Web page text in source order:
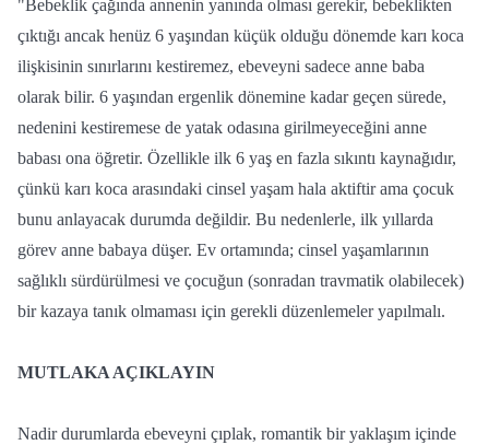
"Bebeklik çağında annenin yanında olması gerekir, bebeklikten
çıktığı ancak henüz 6 yaşından küçük olduğu dönemde karı koca
ilişkisinin sınırlarını kestiremez, ebeveyni sadece anne baba
olarak bilir. 6 yaşından ergenlik dönemine kadar geçen sürede,
nedenini kestiremese de yatak odasına girilmeyeceğini anne
babası ona öğretir. Özellikle ilk 6 yaş en fazla sıkıntı kaynağıdır,
çünkü karı koca arasındaki cinsel yaşam hala aktiftir ama çocuk
bunu anlayacak durumda değildir. Bu nedenlerle, ilk yıllarda
görev anne babaya düşer. Ev ortamında; cinsel yaşamlarının
sağlıklı sürdürülmesi ve çocuğun (sonradan travmatik olabilecek)
bir kazaya tanık olmaması için gerekli düzenlemeler yapılmalı.
MUTLAKA AÇIKLAYIN
Nadir durumlarda ebeveyni çıplak, romantik bir yaklaşım içinde